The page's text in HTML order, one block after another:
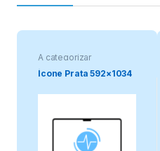
A categorizar
Ícone Prata 592×1034